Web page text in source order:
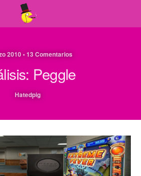
2010 • 13 Comentarios
Peggle
Hatedpig